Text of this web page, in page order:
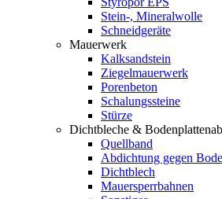
Stein-, Mineralwolle
Schneidgeräte
Mauerwerk
Kalksandstein
Ziegelmauerwerk
Porenbeton
Schalungssteine
Stürze
Dichtbleche &
Quellband
Abdichtung gegen
Dichtblech
Mauersperrbahnen